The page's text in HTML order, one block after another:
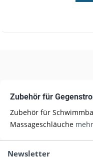
Zubehör für
Zubehör für
Massageschläuche
Newsletter